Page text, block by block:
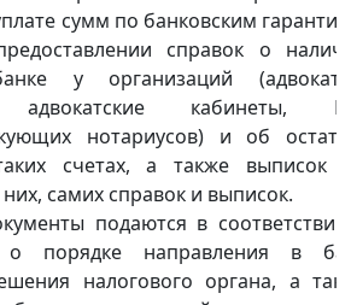
сумм по банковским
справок о
у организаций
адвокатские кабинеты,
нотариусов) и об
счетах, а также выписок
самих справок и выписок.
подаются в
о порядке направления в
налогового органа, а